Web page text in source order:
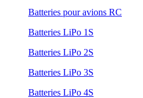
Batteries pour avions RC
Batteries LiPo 1S
Batteries LiPo 2S
Batteries LiPo 3S
Batteries LiPo 4S